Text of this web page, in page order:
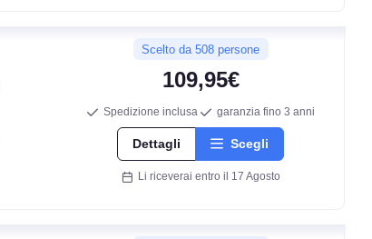
69 db
Scelto da 508 persone
109,95€
Spedizione inclusa garanzia fino 3 anni
Dettagli Scegli
Li riceverai entro il 17 Agosto